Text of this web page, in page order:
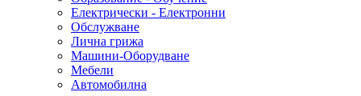
Електрически - Електронни
Обслужване
Лична грижа
Машини-Оборудване
Мебели
Автомобилна